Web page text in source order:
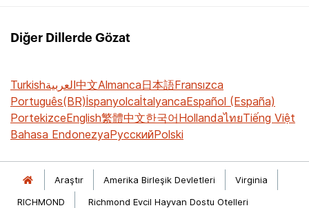
Diğer Dillerde Gözat
Turkishالعربية中文Almanca日本語Fransızca
Português(BR)İspanyolcaİtalyancaEspañol (España)
PortekizceEnglish繁體中文한국어HollandaไทยTiếng Việt
Bahasa EndonezyaРусскийPolski
Araştır Amerika Birleşik Devletleri
Virginia
RICHMOND
Richmond Evcil Hayvan Dostu Otelleri